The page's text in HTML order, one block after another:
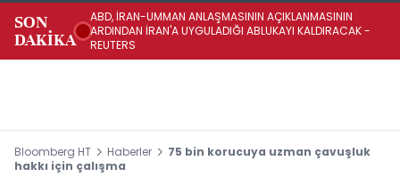
SON
DAKİKA
ABD, İRAN-UMMAN ANLAŞMASININ AÇIKLANMASININ
ARDINDAN İRAN'A UYGULADIĞI ABLUKAYI KALDIRACAK -
REUTERS
Bloomberg HT Haberler
75 bin korucuya uzman çavuşluk
hakkı için çalışma